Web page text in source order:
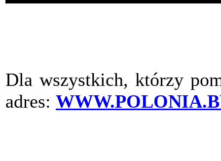
Dla wszystkich, którzy
adres: